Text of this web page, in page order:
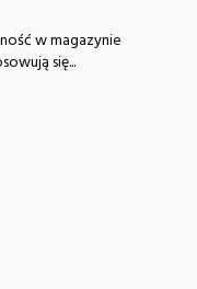
w magazynie
się...